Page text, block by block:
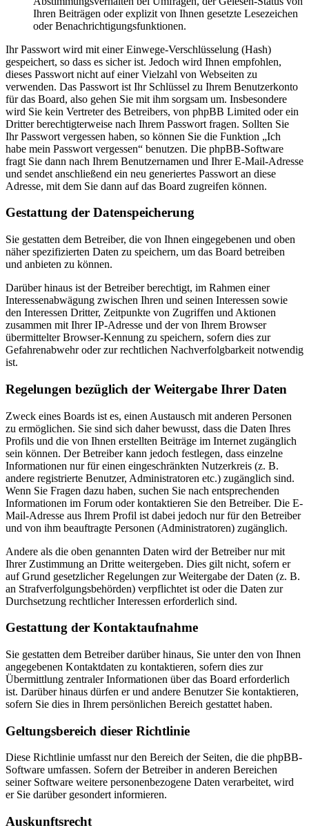
Ihren Beiträgen oder explizit von Ihnen gesetzte Lesezeichen
oder Benachrichtigungsfunktionen.
Ihr Passwort wird mit einer Einwege-Verschlüsselung (Hash)
gespeichert, so dass es sicher ist. Jedoch wird Ihnen empfohlen,
dieses Passwort nicht auf einer Vielzahl von Webseiten zu
verwenden. Das Passwort ist Ihr Schlüssel zu Ihrem Benutzerkonto
für das Board, also gehen Sie mit ihm sorgsam um. Insbesondere
wird Sie kein Vertreter des Betreibers, von phpBB Limited oder ein
Dritter berechtigterweise nach Ihrem Passwort fragen. Sollten Sie
Ihr Passwort vergessen haben, so können Sie die Funktion „Ich
habe mein Passwort vergessen“ benutzen. Die phpBB-Software
fragt Sie dann nach Ihrem Benutzernamen und Ihrer E-Mail-Adresse
und sendet anschließend ein neu generiertes Passwort an diese
Adresse, mit dem Sie dann auf das Board zugreifen können.
Gestattung der Datenspeicherung
Sie gestatten dem Betreiber, die von Ihnen eingegebenen und oben
näher spezifizierten Daten zu speichern, um das Board betreiben
und anbieten zu können.
Darüber hinaus ist der Betreiber berechtigt, im Rahmen einer
Interessenabwägung zwischen Ihren und seinen Interessen sowie
den Interessen Dritter, Zeitpunkte von Zugriffen und Aktionen
zusammen mit Ihrer IP-Adresse und der von Ihrem Browser
übermittelter Browser-Kennung zu speichern, sofern dies zur
Gefahrenabwehr oder zur rechtlichen Nachverfolgbarkeit notwendig
ist.
Regelungen bezüglich der Weitergabe Ihrer Daten
Zweck eines Boards ist es, einen Austausch mit anderen Personen
zu ermöglichen. Sie sind sich daher bewusst, dass die Daten Ihres
Profils und die von Ihnen erstellten Beiträge im Internet zugänglich
sein können. Der Betreiber kann jedoch festlegen, dass einzelne
Informationen nur für einen eingeschränkten Nutzerkreis (z. B.
andere registrierte Benutzer, Administratoren etc.) zugänglich sind.
Wenn Sie Fragen dazu haben, suchen Sie nach entsprechenden
Informationen im Forum oder kontaktieren Sie den Betreiber. Die E-
Mail-Adresse aus Ihrem Profil ist dabei jedoch nur für den Betreiber
und von ihm beauftragte Personen (Administratoren) zugänglich.
Andere als die oben genannten Daten wird der Betreiber nur mit
Ihrer Zustimmung an Dritte weitergeben. Dies gilt nicht, sofern er
auf Grund gesetzlicher Regelungen zur Weitergabe der Daten (z. B.
an Strafverfolgungsbehörden) verpflichtet ist oder die Daten zur
Durchsetzung rechtlicher Interessen erforderlich sind.
Gestattung der Kontaktaufnahme
Sie gestatten dem Betreiber darüber hinaus, Sie unter den von Ihnen
angegebenen Kontaktdaten zu kontaktieren, sofern dies zur
Übermittlung zentraler Informationen über das Board erforderlich
ist. Darüber hinaus dürfen er und andere Benutzer Sie kontaktieren,
sofern Sie dies in Ihrem persönlichen Bereich gestattet haben.
Geltungsbereich dieser Richtlinie
Diese Richtlinie umfasst nur den Bereich der Seiten, die die phpBB-
Software umfassen. Sofern der Betreiber in anderen Bereichen
seiner Software weitere personenbezogene Daten verarbeitet, wird
er Sie darüber gesondert informieren.
Auskunftsrecht